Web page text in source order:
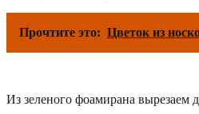
Прочтите это: Цветок из
Из зеленого фоамирана вырезаем